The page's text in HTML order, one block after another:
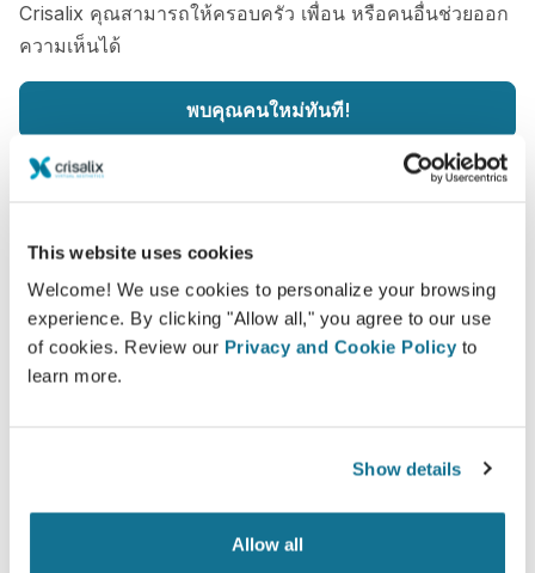
This website uses cookies
Welcome! We use cookies to personalize your browsing
experience. By clicking "Allow all," you agree to our use
of cookies. Review our Privacy and Cookie Policy to
learn more.
Show details
Allow all
Crisalix คุณสามารถให้ครอบครัว เพื่อน หรือคนอื่นช่วยออก
ความเห็นได้
พบคุณคนใหม่ทันที!
ง่ายและปลอดภัย
Crisalix ให้คำสัญญาว่าข้อมูลของคุณจะเป็นความลับ
เซอร์เวอร์ของเรามีการเข้ารหัส: ข้อมูลของคุณจะ
High-Tech